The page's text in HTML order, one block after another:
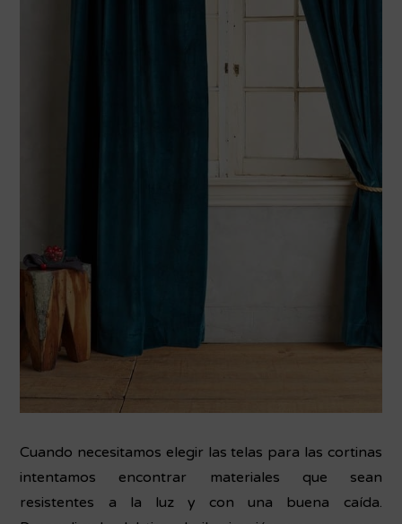
Cuando necesitamos elegir las telas para las cortinas
intentamos encontrar materiales que sean
resistentes a la luz y con una buena caída.